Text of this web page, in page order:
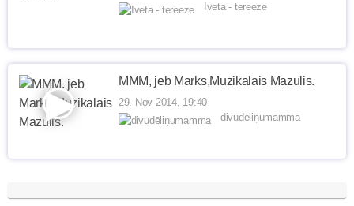
Iveta - tereeze
MMM, jeb Marks,Muzikālais Mazulis.
29. Nov 2014, 19:40
divudēliņumamma